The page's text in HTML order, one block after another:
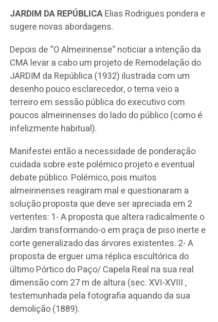
JARDIM DA REPÚBLICAElias Rodrigues pondera e
sugere novas abordagens.
Depois de “O Almeirinense” noticiar a intenção da
CMA levar a cabo um projeto de Remodelação do
JARDIM da República (1932) ilustrada com um
desenho pouco esclarecedor, o tema veio a
terreiro em sessão pública do executivo com
poucos almeirinenses do lado do público (como é
infelizmente habitual).
Manifestei então a necessidade de ponderação
cuidada sobre este polémico projeto e eventual
debate público. Polémico, pois muitos
almeirinenses reagiram mal e questionaram a
solução proposta que deve ser apreciada em 2
vertentes: 1- A proposta que altera radicalmente o
Jardim transformando-o em praça de piso inerte e
corte generalizado das árvores existentes. 2- A
proposta de erguer uma réplica escultórica do
último Pórtico do Paço/ Capela Real na sua real
dimensão com 27 m de altura (sec. XVI-XVIII ,
testemunhada pela fotografia aquando da sua
demolição (1889).